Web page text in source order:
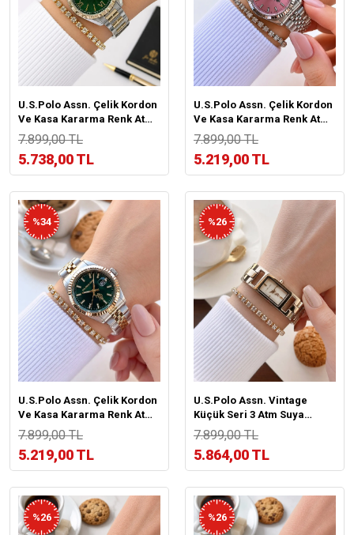
U.S.Polo Assn. Çelik Kordon
Ve Kasa Kararma Renk Atma
Yapmaz 2 Yıl Garantili Kadın
Kol Saati USP.03
7.899,00 TL
5.738,00 TL
U.S.Polo Assn. Çelik Kordon
Ve Kasa Kararma Renk Atma
Yapmaz 2 Yıl Garantili Kadın
Kol Saati MDL.05
7.899,00 TL
5.219,00 TL
%34
U.S.Polo Assn. Çelik Kordon
Ve Kasa Kararma Renk Atma
Yapmaz 2 Yıl Garantili Kadın
Kol Saati MDL.06
7.899,00 TL
5.219,00 TL
%26
U.S.Polo Assn. Vintage
Küçük Seri 3 Atm Suya
Dayanıklı 2 Yıl Garantili
Kadın Kol Saati US2166.4
7.899,00 TL
5.864,00 TL
%26 %26